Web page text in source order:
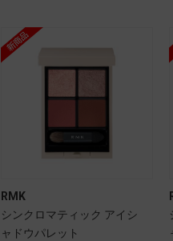
RMK
シンクロマティック アイシ
ャドウパレット